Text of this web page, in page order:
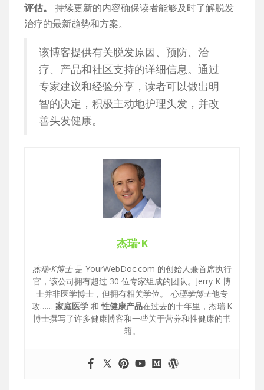
评估。
持续更新的内容确保读者能够及时了解脱发
治疗的最新趋势和方案。
该博客提供有关脱发原因、预防、治
疗、产品和社区支持的详细信息。通过
专家建议和经验分享，读者可以做出明
智的决定，积极主动地护理头发，并改
善头发健康。
杰瑞·K
杰瑞·K博士是 YourWebDoc.com 的创始人兼首席执行
官，该公司拥有超过 30 位专家组成的团队。Jerry K 博
士并非医学博士，但拥有相关学位。 心理学博士他专
攻…… 家庭医学 和性健康产品在过去的十年里，杰瑞·K
博士撰写了许多健康博客和一些关于营养和性健康的书
籍。